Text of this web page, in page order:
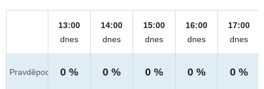
Pravděpod.
13:00
dnes
0 %
14:00
dnes
0 %
15:00
dnes
0 %
16:00
dnes
0 %
17:00
dnes
0 %